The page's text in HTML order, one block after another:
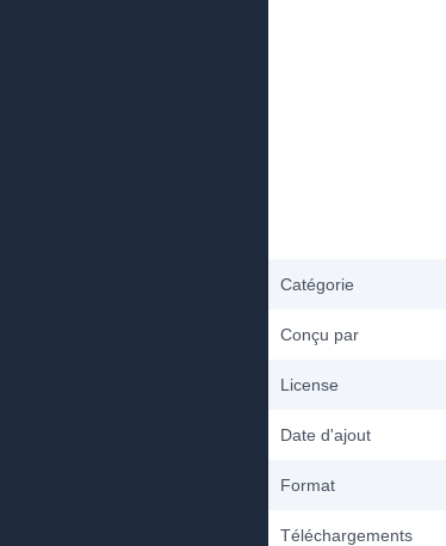
Catégorie
Conçu par
License
Date d'ajout
Format
Téléchargements